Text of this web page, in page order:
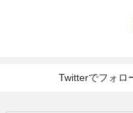
Twitterでフォロ